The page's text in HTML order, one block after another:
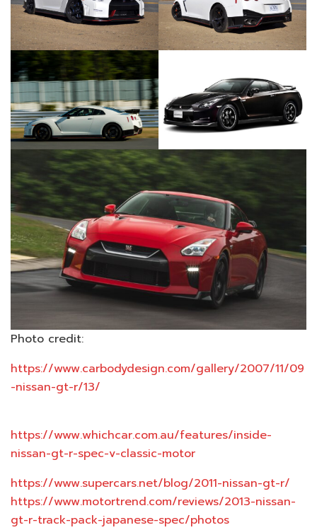
Photo credit:
https://www.carbodydesign.com/gallery/2007/11/09
-nissan-gt-r/13/
https://www.whichcar.com.au/features/inside-
nissan-gt-r-spec-v-classic-motor
https://www.supercars.net/blog/2011-nissan-gt-r/
https://www.motortrend.com/reviews/2013-nissan-
gt-r-track-pack-japanese-spec/photos